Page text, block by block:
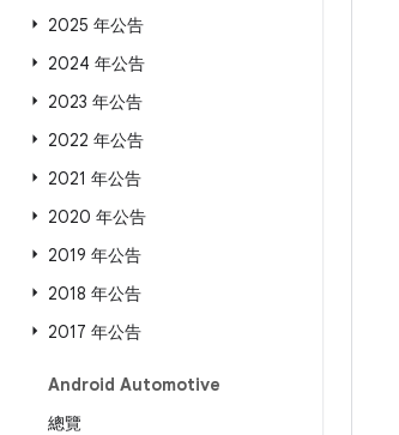
2025 年公告
2024 年公告
2023 年公告
2022 年公告
2021 年公告
2020 年公告
2019 年公告
2018 年公告
2017 年公告
Android Automotive
總覽